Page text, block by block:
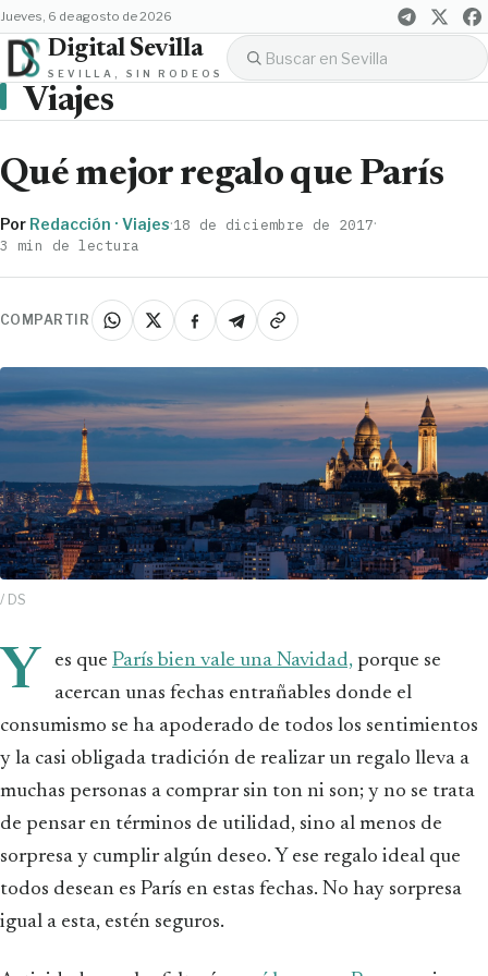
jueves, 6 de agosto de 2026
Digital Sevilla
SEVILLA, SIN RODEOS
Viajes
Qué mejor regalo que París
Por Redacción · Viajes·18 de diciembre de 2017·
3 min de lectura
COMPARTIR
/ DS
Y es que París bien vale una Navidad, porque se
acercan unas fechas entrañables donde el
consumismo se ha apoderado de todos los sentimientos
y la casi obligada tradición de realizar un regalo lleva a
muchas personas a comprar sin ton ni son; y no se trata
de pensar en términos de utilidad, sino al menos de
sorpresa y cumplir algún deseo. Y ese regalo ideal que
todos desean es París en estas fechas. No hay sorpresa
igual a esta, estén seguros.